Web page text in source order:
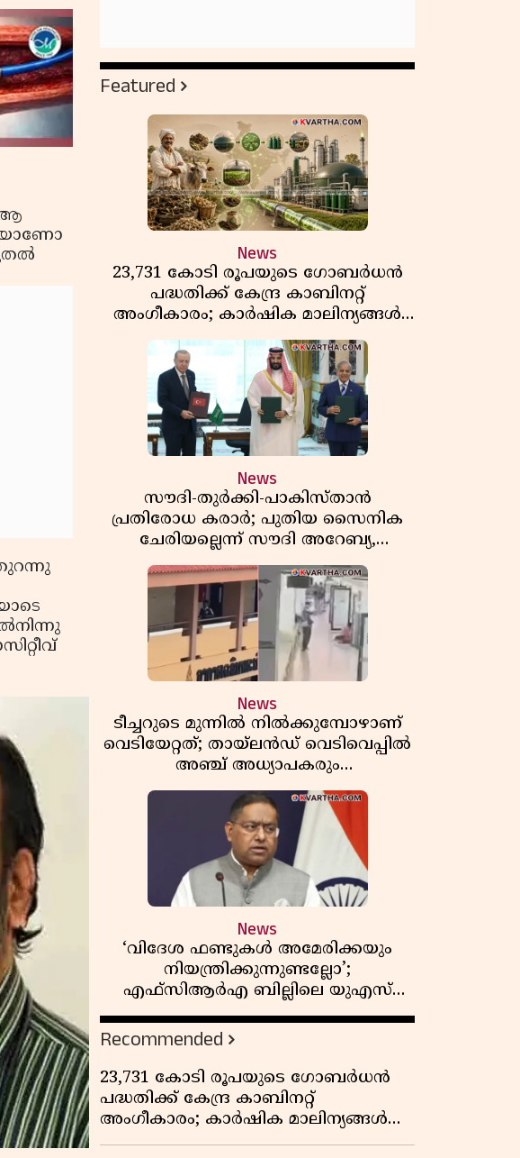
ആ
Featured
News
23,731 കോടി രൂപയുടെ ഗോബർധൻ
പദ്ധതിക്ക് കേന്ദ്ര കാബിനറ്റ്
അംഗീകാരം; കാർഷിക മാലിന്യങ്ങൾ
ഇനി ഊർജമാകും
News
സൗദി-തുർക്കി-പാകിസ്താൻ
പ്രതിരോധ കരാർ; പുതിയ സൈനിക
ചേരിയല്ലെന്ന് സൗദി അറേബ്യ,
വിമർശനവുമായി ഇറാൻ
News
ടീച്ചറുടെ മുന്നിൽ നിൽക്കുമ്പോഴാണ്
വെടിയേറ്റത്; തായ്‌ലൻഡ് വെടിവെപ്പിൽ
അഞ്ച് അധ്യാപകരും
മുത്തശ്ശീമുത്തശ്ശന്മാരും കൊല്ലപ്പെട്ടു,
മരണസംഖ്യ 7; ഞെട്ടിക്കുന്ന
വെളിപ്പെടുത്തലുകൾ
News
‘വിദേശ ഫണ്ടുകൾ അമേരിക്കയും
നിയന്ത്രിക്കുന്നുണ്ടല്ലോ’;
എഫ്സിആർഎ ബില്ലിലെ യുഎസ്
വിമർശനങ്ങൾക്ക് മറുപടിയുമായി ഇന്ത്യ
Recommended
23,731 കോടി രൂപയുടെ ഗോബർധൻ
പദ്ധതിക്ക് കേന്ദ്ര കാബിനറ്റ്
അംഗീകാരം; കാർഷിക മാലിന്യങ്ങൾ
ഇനി ഊർജമാകും